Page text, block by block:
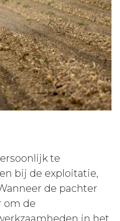
te
bij de exploitatie,
de pachter
om de
in het